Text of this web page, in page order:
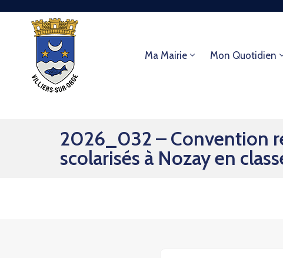
Ma Mairie Mon Quotidien
2026_032 – Convention
scolarisés à Nozay en